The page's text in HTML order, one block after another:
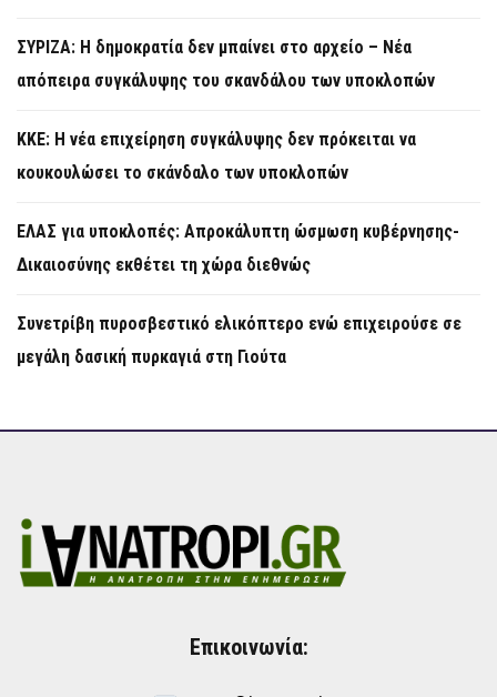
ΣΥΡΙΖΑ: Η δημοκρατία δεν μπαίνει στο αρχείο – Νέα
απόπειρα συγκάλυψης του σκανδάλου των υποκλοπών
KKE: Η νέα επιχείρηση συγκάλυψης δεν πρόκειται να
κουκουλώσει το σκάνδαλο των υποκλοπών
ΕΛΑΣ για υποκλοπές: Απροκάλυπτη ώσμωση κυβέρνησης-
Δικαιοσύνης εκθέτει τη χώρα διεθνώς
Συνετρίβη πυροσβεστικό ελικόπτερο ενώ επιχειρούσε σε
μεγάλη δασική πυρκαγιά στη Γιούτα
Επικοινωνία: